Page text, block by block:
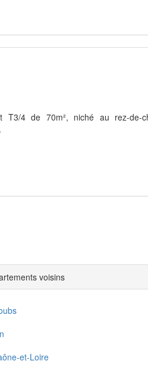
T3/4 de 70m², niché au rez-de-
voisins
et-Loire